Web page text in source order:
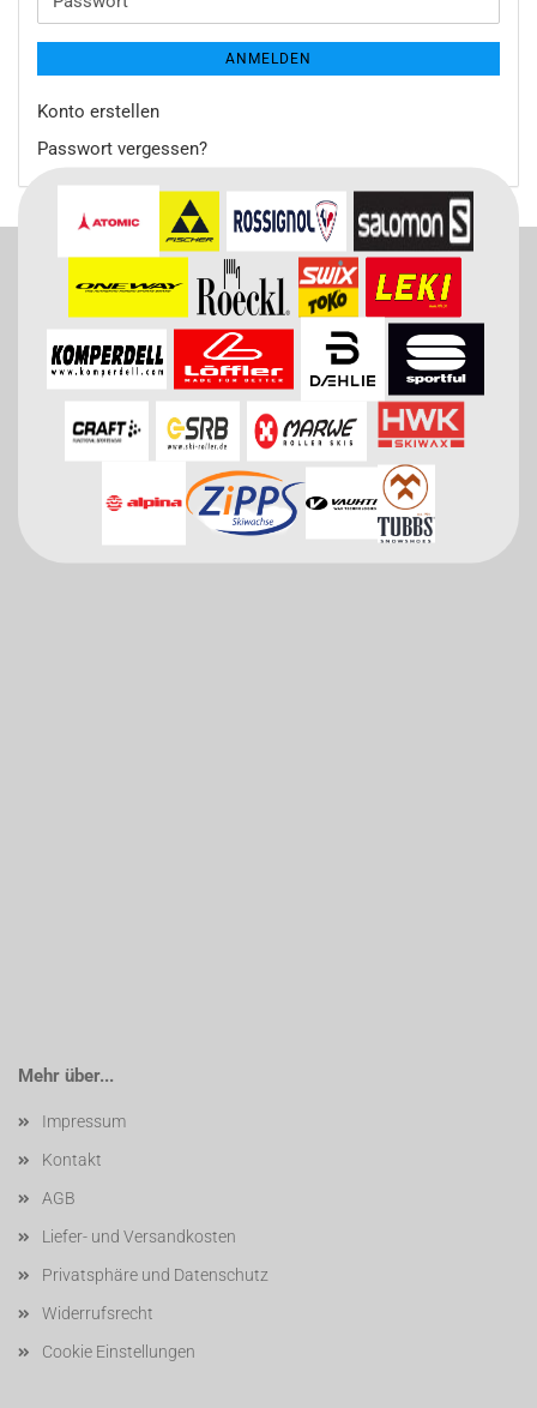
ANMELDEN
Konto erstellen
Passwort vergessen?
Mehr über...
Impressum
Kontakt
AGB
Liefer- und Versandkosten
Privatsphäre und Datenschutz
Widerrufsrecht
Cookie Einstellungen